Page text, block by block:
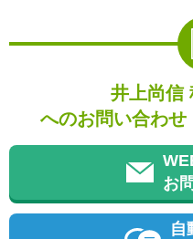
井上尚信
へのお問い合わせ
お
自